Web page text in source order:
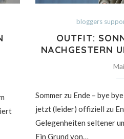
bloggers
OUTFIT:
NACHGESTERN
Sommer zu Ende – bye
jetzt (leider) offiziell zu
Gelegenheiten seltener
Ein Grund von…